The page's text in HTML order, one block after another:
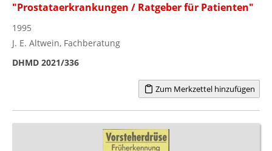
"Prostataerkrankungen / Ratgeber für Patienten"
1995
J. E. Altwein, Fachberatung
DHMD 2021/336
Zum Merkzettel hinzufügen